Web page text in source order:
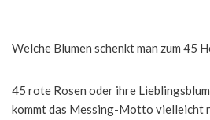
Welche Blumen schenkt man zum 45
45 rote Rosen oder ihre
kommt das Messing-Motto vielleicht